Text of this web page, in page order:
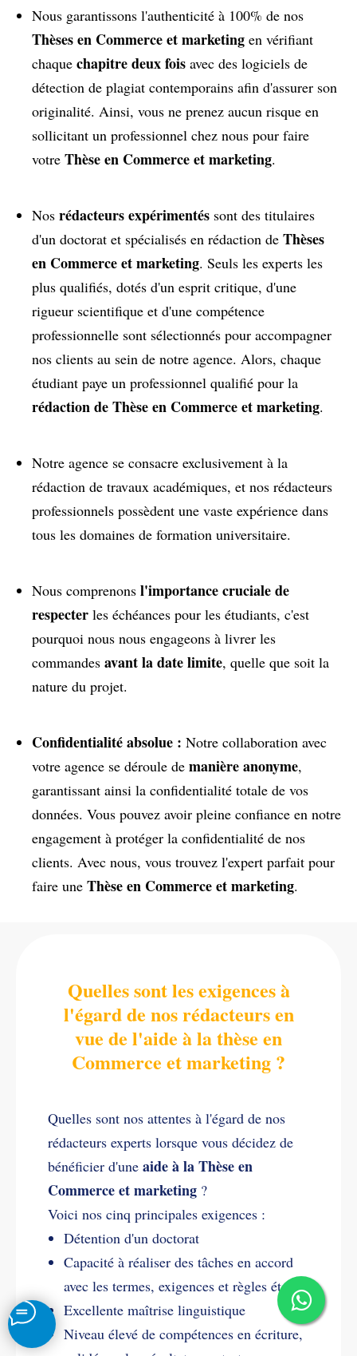
Nous garantissons l'authenticité à 100% de nos
Thèses en Commerce et marketing en vérifiant
chaque chapitre deux fois avec des logiciels de
détection de plagiat contemporains afin d'assurer son
originalité. Ainsi, vous ne prenez aucun risque en
sollicitant un professionnel chez nous pour faire
votre Thèse en Commerce et marketing.
Nos rédacteurs expérimentés sont des titulaires
d'un doctorat et spécialisés en rédaction de Thèses
en Commerce et marketing. Seuls les experts les
plus qualifiés, dotés d'un esprit critique, d'une
rigueur scientifique et d'une compétence
professionnelle sont sélectionnés pour accompagner
nos clients au sein de notre agence. Alors, chaque
étudiant paye un professionnel qualifié pour la
rédaction de Thèse en Commerce et marketing.
Notre agence se consacre exclusivement à la
rédaction de travaux académiques, et nos rédacteurs
professionnels possèdent une vaste expérience dans
tous les domaines de formation universitaire.
Nous comprenons l'importance cruciale de
respecter les échéances pour les étudiants, c'est
pourquoi nous nous engageons à livrer les
commandes avant la date limite, quelle que soit la
nature du projet.
Confidentialité absolue : Notre collaboration avec
votre agence se déroule de manière anonyme,
garantissant ainsi la confidentialité totale de vos
données. Vous pouvez avoir pleine confiance en notre
engagement à protéger la confidentialité de nos
clients. Avec nous, vous trouvez l'expert parfait pour
faire une Thèse en Commerce et marketing.
Quelles sont les exigences à
l'égard de nos rédacteurs en
vue de l'aide à la thèse en
Commerce et marketing ?
Quelles sont nos attentes à l'égard de nos
rédacteurs experts lorsque vous décidez de
bénéficier d'une aide à la Thèse en
Commerce et marketing ?
Voici nos cinq principales exigences :
Détention d'un doctorat
Capacité à réaliser des tâches en accord
avec les termes, exigences et règles établis
Excellente maîtrise linguistique
Niveau élevé de compétences en écriture,